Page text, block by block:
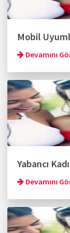
Mobil
Devamını
Yabancı
Devamını